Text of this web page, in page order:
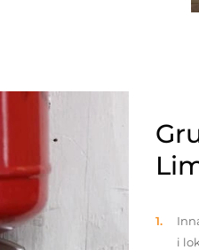
i